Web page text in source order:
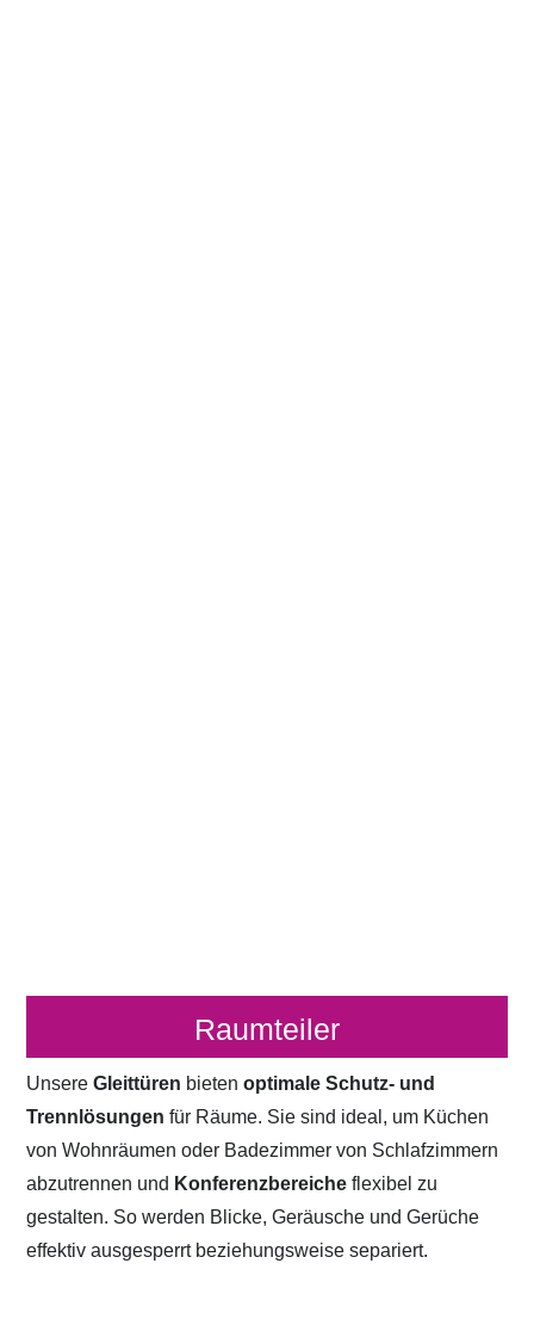
Raumteiler
UnsereGleittüren bietenoptimale Schutz- und
Trennlösungen für Räume. Sie sind ideal, um Küchen
von Wohnräumen oder Badezimmer von Schlafzimmern
abzutrennen und Konferenzbereicheflexibel zu
gestalten. So werden Blicke, Geräusche und Gerüche
effektiv ausgesperrt beziehungsweise separiert.